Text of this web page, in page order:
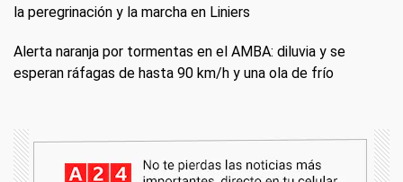
la peregrinación y la marcha en Liniers
Alerta naranja por tormentas en el AMBA: diluvia y se
esperan ráfagas de hasta 90 km/h y una ola de frío